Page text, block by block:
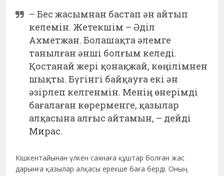
– Бес жасымнан бастап ән айтып
келемін. Жетекшім – Әділ
Ахметжан. Болашақта әлемге
танылған әнші болғым келеді.
Қостанай жері қонақжай, көңілімнен
шықты. Бүгінгі байқауға екі ән
әзірлеп келгенмін. Менің өнерімді
бағалаған көрерменге, қазылар
алқасына алғыс айтамын, – дейді
Мирас.
Кішкентайынан үлкен сахнаға құштар болған жас
дарынға қазылар алқасы ерекше баға берді. Оның